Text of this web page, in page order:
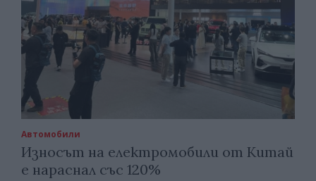
Автомобили
Износът на електромобили от Китай
е нараснал със 120%